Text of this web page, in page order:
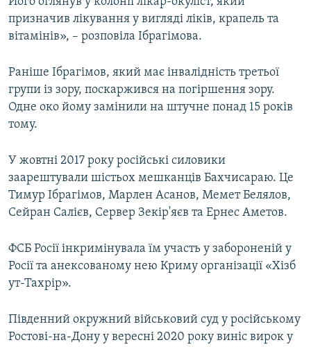
призначив лікування у вигляді ліків, крапель та
вітамінів», – розповіла Ібрагімова.
Раніше Ібрагімов, який має інвалідність третьої
групи із зору, поскаржився на погіршення зору.
Одне око йому замінили на штучне понад 15 років
тому.
У жовтні 2017 року російські силовики
заарештували шістьох мешканців Бахчисараю. Це
Тимур Ібрагімов, Марлен Асанов, Мемет Белялов,
Сейран Салієв, Сервер Зекір'яєв та Ернес Аметов.
ФСБ Росії інкримінувала їм участь у забороненій у
Росії та анексованому нею Криму організації «Хізб
ут-Тахрір».
Південний окружний військовий суд у російському
Ростові-на-Дону у вересні 2020 року виніс вирок у